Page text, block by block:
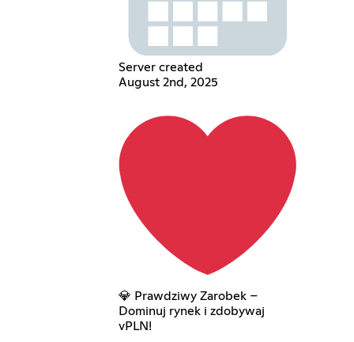
Server created
August 2nd, 2025
💎 Prawdziwy Zarobek –
Dominuj rynek i zdobywaj
vPLN!